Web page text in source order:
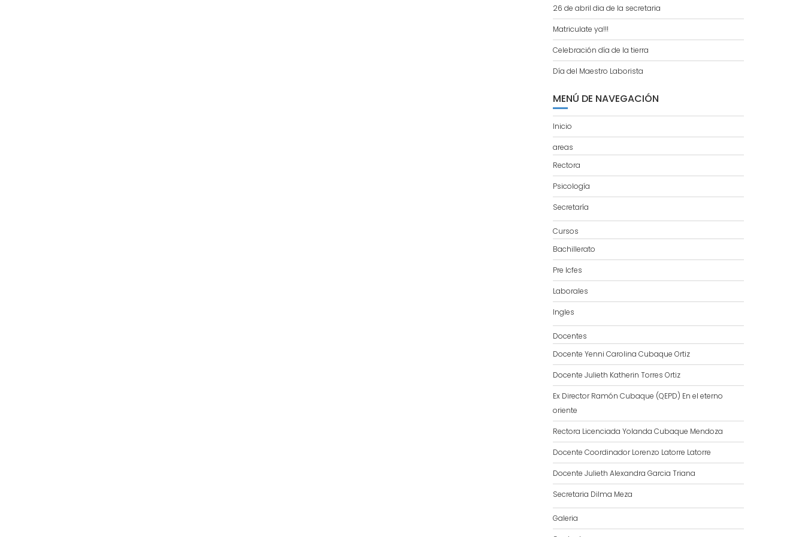
26 de abril dia de la secretaria
Matriculate ya!!!
Celebración día de la tierra
Día del Maestro Laborista
MENÚ DE NAVEGACIÓN
Inicio
areas
Rectora
Psicología
Secretaría
Cursos
Bachillerato
Pre Icfes
Laborales
Ingles
Docentes
Docente Yenni Carolina Cubaque Ortiz
Docente Julieth Katherin Torres Ortiz
Ex Director Ramón Cubaque (QEPD) En el eterno
oriente
Rectora Licenciada Yolanda Cubaque Mendoza
Docente Coordinador Lorenzo Latorre Latorre
Docente Julieth Alexandra Garcia Triana
Secretaria Dilma Meza
Galeria